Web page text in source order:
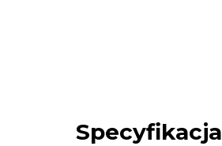
Specyfikacja